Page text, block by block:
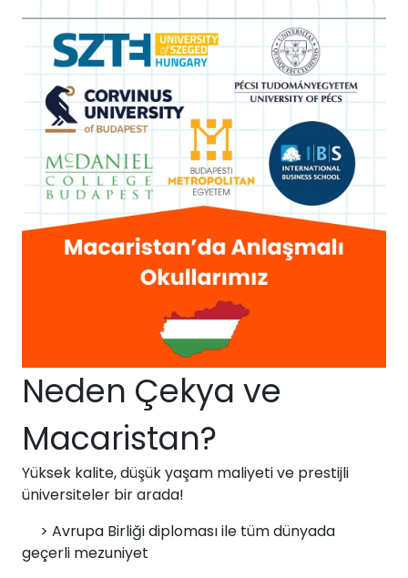
İsviçre
Polonya
Fransa
Litvanya
Letonya
Danimarka
Avustralya
Kanada
Amerika
Neden Çekya ve
Macaristan?
Yüksek kalite, düşük yaşam maliyeti ve prestijli
üniversiteler bir arada!
> Avrupa Birliği diplomasıile tüm dünyada
geçerli mezuniyet